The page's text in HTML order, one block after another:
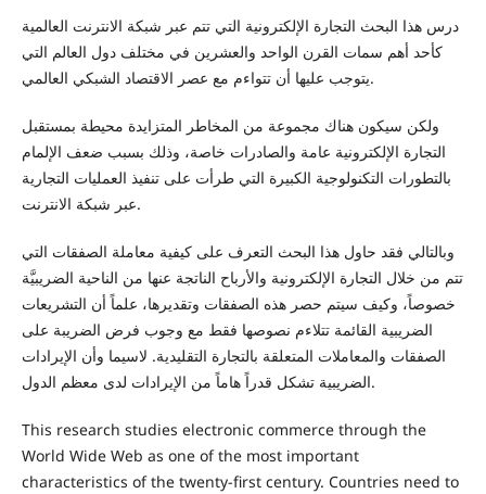
درس هذا البحث التجارة الإلكترونية التي تتم عبر شبكة الانترنت العالمية
كأحد أهم سمات القرن الواحد والعشرين في مختلف دول العالم التي
يتوجب عليها أن تتواءم مع عصر الاقتصاد الشبكي العالمي.
ولكن سيكون هناك مجموعة من المخاطر المتزايدة محيطة بمستقبل
التجارة الإلكترونية عامة والصادرات خاصة، وذلك بسبب ضعف الإلمام
بالتطورات التكنولوجية الكبيرة التي طرأت على تنفيذ العمليات التجارية
عبر شبكة الانترنت.
وبالتالي فقد حاول هذا البحث التعرف على كيفية معاملة الصفقات التي
تتم من خلال التجارة الإلكترونية والأرباح الناتجة عنها من الناحية الضريبيَّة
خصوصاً، وكيف سيتم حصر هذه الصفقات وتقديرها، علماً أن التشريعات
الضريبية القائمة تتلاءم نصوصها فقط مع وجوب فرض الضريبة على
الصفقات والمعاملات المتعلقة بالتجارة التقليدية. لاسيما وأن الإيرادات
الضريبية تشكل قدراً هاماً من الإيرادات لدى معظم الدول.
This research studies electronic commerce through the
World Wide Web as one of the most important
characteristics of the twenty-first century. Countries need to